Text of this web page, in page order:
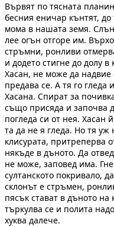
Вървят по тясната
бесния еничар кънтят,
мома в нашата земя.
лее огън отгоре им.
стръмни, ронливи
и додето стигне до долу в
Хасан, не може да надвие
предава се. А тя го
Хасана. Спират за
също присяда и започва
погледа си от нея. Хасан
та да не я гледа. Но тя уж
клисурата, притреперва
някъде в дъното. Да
не може, заповед има.
султанското покривало,
склонът е стръмен,
пясък стават в дъното на
търкулва се и полита
хуква далече.